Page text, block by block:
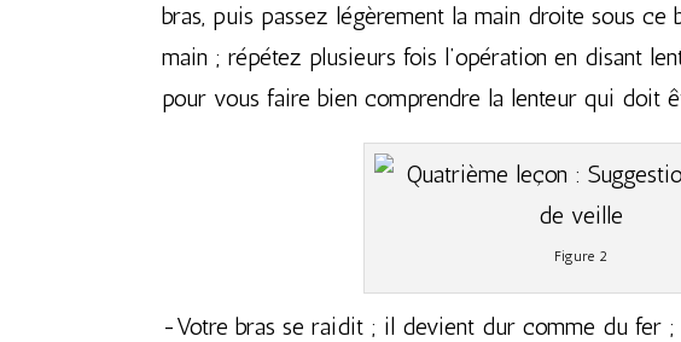
bras, puis passez légèrement la main droite sous ce
main ; répétez plusieurs fois l’opération en disant
pour vous faire bien comprendre la lenteur qui doit
Figure 2
-Votre bras se raidit ; il devient dur comme du fer ;